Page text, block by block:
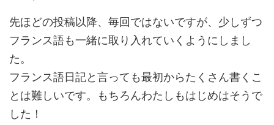
先ほどの投稿以降、毎回ではないですが、少しずつ
フランス語も一緒に取り入れていくようにしまし
た。
フランス語日記と言っても最初からたくさん書くこ
とは難しいです。もちろんわたしもはじめはそうで
した！